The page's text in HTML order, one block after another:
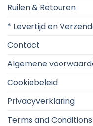
Ruilen & Retouren
* Levertijd en
Contact
Algemene
Cookiebeleid
Privacyverklaring
Terms and Conditions